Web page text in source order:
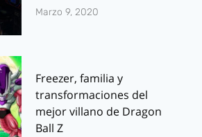
Marzo 9, 2020
Freezer, familia y
transformaciones del
mejor villano de Dragon
Ball Z